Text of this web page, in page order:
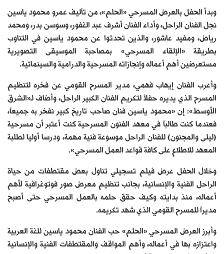
وبدأ الحفل بالعرض المسرحي «الحلم»، من تأليف عمرو محمود ياسين
نجل الفنان الراحل، وأداء الفنان أشرف عبد الغفور، وسوسن بدر، ومحمد
رياض، ومفيد عاشور، والذين تحدثوا عن محمود ياسين في التناوب
بطريقة «الإلقاء المسرحي» بمصاحبة الموسيقى التصويرية
مستعرضين أهم أعماله وإنجازاته المسرحية والدرامية والسينمائية.
وأعرب الفنان إيهاب فهمي، مدير المسرح القومي عن فخره لتنظيم
المسرح الذي يديره حفلاً لتكريم الفنان الكبير الراحل، وأضاف لـ«الشرق
الأوسط»: إن «محمود ياسين فنان صاحب تاريخ كبير نفخر به جميعاً،
فعندما كنت طالباً في معهد الفنون المسرحية كنت أعتبر أن مسرحية
(ليلى والمجنون) للفنان الراحل موسوعة فنية مهمة، ودرسا أوليا لطلبة
المعهد للاطلاع على كافة قواعد العمل المسرحي».
وخلال الحفل عرض فيلم تسجيلي تناول بعض مقتطفات من حياة
الراحل الفنية والإنسانية، بجانب تنظيم معرض صور فوتوغرافية لأهم
أعماله، منذ بدايته وكيف حقق حلمه بالعمل المسرحي حتى أصبح
مديراً للمسرح القومي الذي شهد تكريمه.
وأبرز العرض المسرحي «الحلم» حب الفنان محمود ياسين للغة العربية
واعتزازه بها في أعماله، وأهم المواقف والمقتطفات الفنية والإنسانية